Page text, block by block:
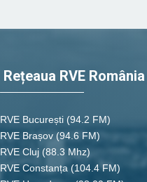
Rețeaua RVE România
RVE București (94.2 FM)
RVE Brașov (94.6 FM)
RVE Cluj (88.3 Mhz)
RVE Constanța (104.4 FM)